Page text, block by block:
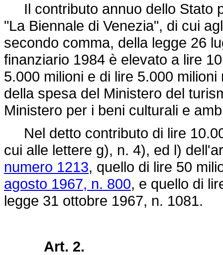
Il contributo annuo dello Stato
"La Biennale di Venezia", di cui
secondo comma, della legge 26
finanziario 1984 è elevato a lire
5.000 milioni e di lire 5.000
della spesa del Ministero del
Ministero per i beni culturali e
Nel detto contributo di lire
cui alle lettere g), n. 4), ed l)
numero 1213, quello di lire 50
agosto 1967, n. 800, e quello di
legge 31 ottobre 1967, n. 1081.
Art. 2.